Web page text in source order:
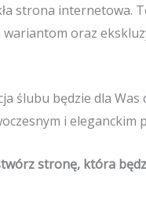
strona internetowa.
oraz
ślubu będzie dla Was
i eleganckim
stronę, która